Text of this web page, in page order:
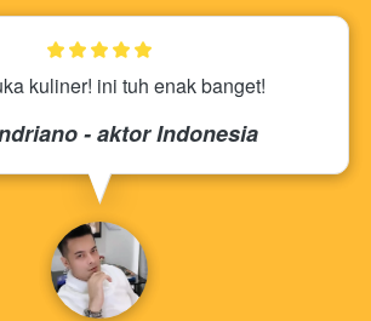
kuliner! ini tuh enak banget!
- aktor Indonesia